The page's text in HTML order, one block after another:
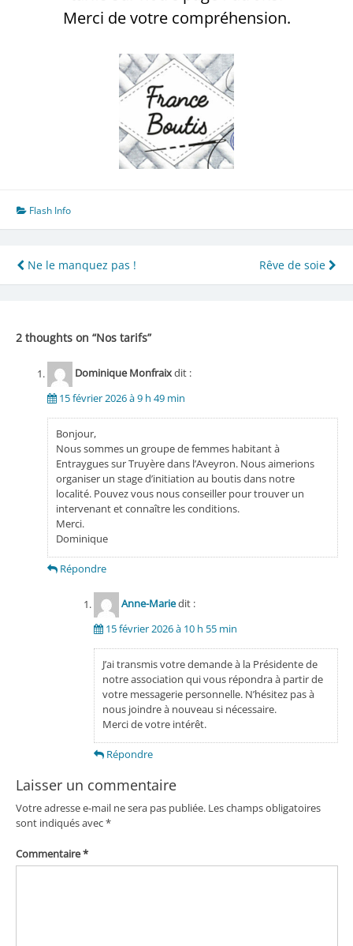
Merci de votre compréhension.
Flash Info
Navigation
de
Ne le manquez pas ! Rêve de soie
2 thoughts on “Nos tarifs”
Dominique Monfraixdit :
15 février 2026 à 9 h 49 min
Bonjour,
Nous sommes un groupe de femmes habitant à
Entraygues sur Truyère dans l’Aveyron. Nous aimerions
organiser un stage d’initiation au boutis dans notre
localité. Pouvez vous nous conseiller pour trouver un
intervenant et connaître les conditions.
Merci.
Dominique
Répondre
Anne-Mariedit :
15 février 2026 à 10 h 55 min
J’ai transmis votre demande à la Présidente de
notre association qui vous répondra à partir de
votre messagerie personnelle. N’hésitez pas à
nous joindre à nouveau si nécessaire.
Merci de votre intérêt.
Répondre
Laisser un commentaire
Votre adresse e-mail ne sera pas publiée. Les champs obligatoires
sont indiqués avec*
Commentaire*